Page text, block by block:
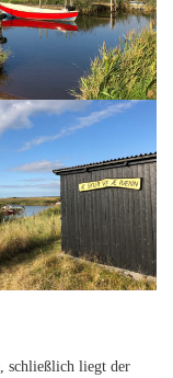
schließlich liegt der